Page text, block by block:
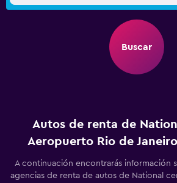
Buscar
Autos de renta de
Aeropuerto Rio de
A continuación encontrarás información
agencias de renta de autos de National